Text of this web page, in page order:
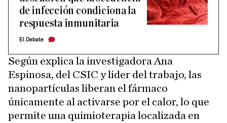
de infección condiciona la
respuesta inmunitaria
El Debate
Según explica la investigadora Ana
Espinosa, del CSIC y líder del trabajo, las
nanopartículas liberan el fármaco
únicamente al activarse por el calor, lo que
permite una quimioterapia localizada en